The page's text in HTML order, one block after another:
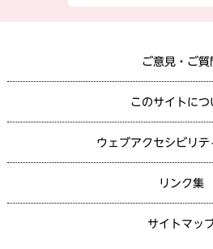
ご意見・ご質
このサイトにつ
ウェブアクセシビリテ
リンク集
サイトマッ